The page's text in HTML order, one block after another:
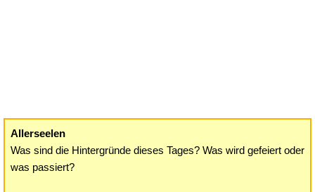
Allerseelen
Was sind die Hintergründe dieses Tages? Was wird gefeiert oder
was passiert?